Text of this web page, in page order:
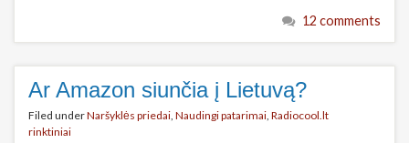
12 comments
Ar Amazon siunčia į Lietuvą?
Filed underNaršyklės priedai, Naudingi patarimai, Radiocool.lt
rinktiniai